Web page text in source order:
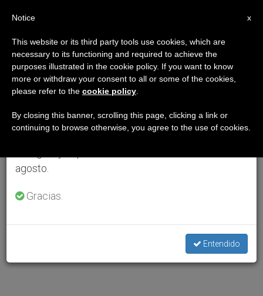
×
Aviso importante
Del 27 de julio al 7 de agosto haremos la pausa
anual, aprovechando que en el periodo de verano
se generan menos informaciones y también el
agosto.
Gracias.
Entendido
x
Notice
This website or its third party tools use cookies, which are
necessary to its functioning and required to achieve the
purposes illustrated in the cookie policy. If you want to know
more or withdraw your consent to all or some of the cookies,
please refer to the cookie policy
By closing this banner, scrolling this page, clicking a link or
continuing to browse otherwise, you agree to the use of cookies.